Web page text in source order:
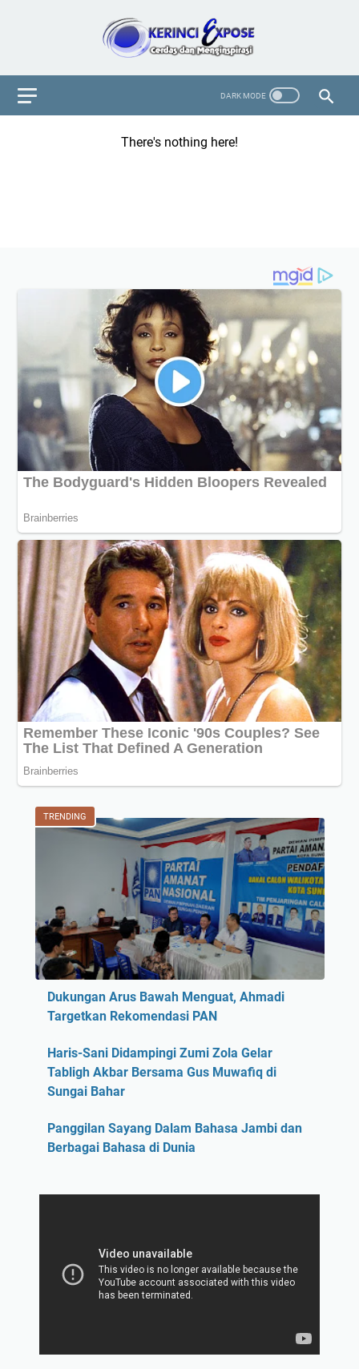
There's nothing here!
TRENDING
Dukungan Arus Bawah Menguat, Ahmadi
Targetkan Rekomendasi PAN
Haris-Sani Didampingi Zumi Zola Gelar
Tabligh Akbar Bersama Gus Muwafiq di
Sungai Bahar
Panggilan Sayang Dalam Bahasa Jambi dan
Berbagai Bahasa di Dunia